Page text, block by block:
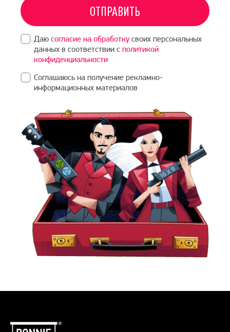
ОТПРАВИТЬ
Даю согласие на обработкусвоих персональных
данных в соответствии с политикой
конфиденциальности
Соглашаюсь на получение рекламно-
информационных материалов